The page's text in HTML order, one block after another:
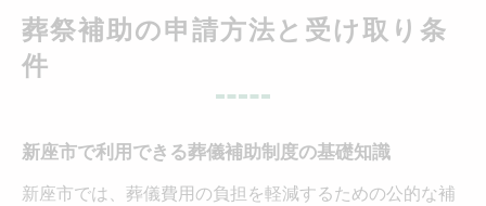
葬祭補助の申請方法と受け取り条
件
新座市で利用できる葬儀補助制度の基礎知識
新座市では、葬儀費用の負担を軽減するための公的な補